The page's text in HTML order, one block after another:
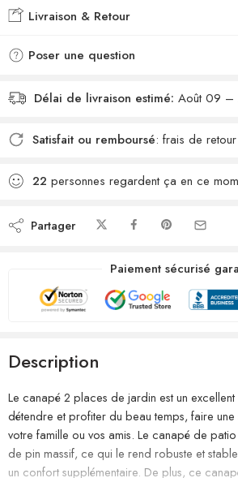
Ajouté à la liste de
Livraison & Retour
Poser une question
Délai de livraison estimé: Août 09 –
Satisfait ou remboursé: frais de
22 personnes regardent ça en ce
Partager
Paiement sécurisé
Description
Le canapé 2 places de jardin est un
détendre et profiter du beau temps, faire
votre famille ou vos amis. Le canapé de
de pin massif, ce qui le rend robuste et
un confort supplémentaire. De plus, ce